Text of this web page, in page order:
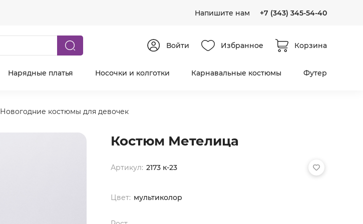
Напишите нам +7 (343) 345-54-40
Войти Избранное Корзина
Нарядные платья Носочки и колготки Карнавальные костюмы Футер
Новогодние костюмы для девочек
Костюм Метелица
Артикул: 2173 к-23
Цвет: мультиколор